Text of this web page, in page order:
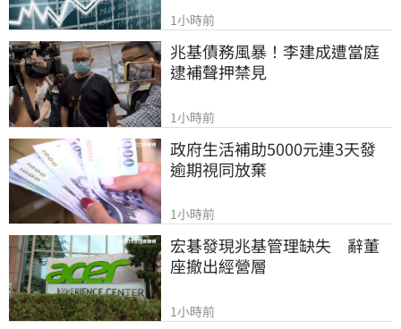
1小時前
兆基債務風暴！李建成遭當庭
逮補聲押禁見
1小時前
政府生活補助5000元連3天發
逾期視同放棄
1小時前
宏碁發現兆基管理缺失　辭董
座撤出經營層
1小時前